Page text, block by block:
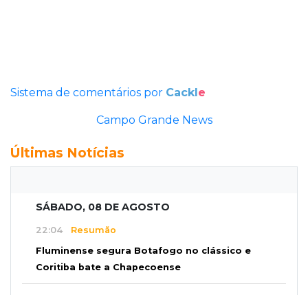
Sistema de comentários por Cackle
Campo Grande News
Últimas Notícias
SÁBADO, 08 DE AGOSTO
22:04 Resumão
Fluminense segura Botafogo no clássico e
Coritiba bate a Chapecoense